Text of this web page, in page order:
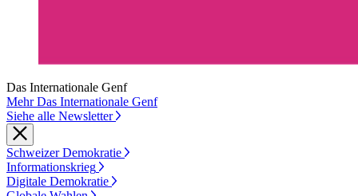
Das Internationale Genf
Mehr Das Internationale Genf
Siehe alle Newsletter
Schweizer Demokratie
Informationskrieg
Digitale Demokratie